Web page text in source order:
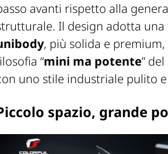
avanti rispetto alla
Il design adotta
, più solida e
“mini ma potente”
uno stile industriale pulito
spazio, grande